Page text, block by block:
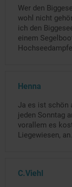
Wer den
wohl nicht
ich den
einem
Henna
Ja es ist schön
jeden Sonntag
vorallem es
Liegewiesen, an
C.Viehl